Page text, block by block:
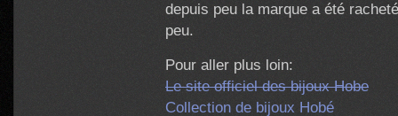
depuis peu la marque a été
peu.
Pour aller plus loin:
Le site officiel des bijoux Hobe
Collection de bijoux Hobé